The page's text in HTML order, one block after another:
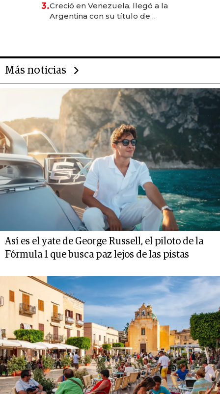
3.Creció en Venezuela, llegó a la
Argentina con su título de
Más noticias
Así es el yate de George Russell, el piloto de la
Fórmula 1 que busca paz lejos de las pistas